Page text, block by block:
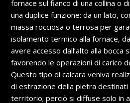
fornace sul fianco di una collina o
una duplice funzione: da un lato,
massa rocciosa o terrosa per
isolamento termico alla fornace,
avere accesso dall’alto alla bocca
favorendo le operazioni di carico
Questo tipo di calcara veniva
di estrazione della pietra destinati
territorio; perciò si diffuse solo in